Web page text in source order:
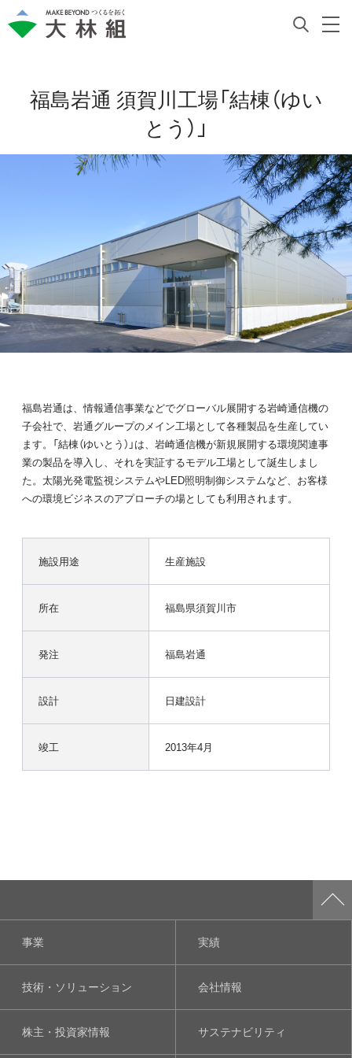
福島岩通 須賀川工場「結棟（ゆい
とう）」
福島岩通は、情報通信事業などでグローバル展開する岩崎通信機の
子会社で、岩通グループのメイン工場として各種製品を生産してい
ます。「結棟（ゆいとう）」は、岩崎通信機が新規展開する環境関連事
業の製品を導入し、それを実証するモデル工場として誕生しまし
た。太陽光発電監視システムやLED照明制御システムなど、お客様
への環境ビジネスのアプローチの場としても利用されます。
施設用途 生産施設
所在 福島県須賀川市
発注 福島岩通
設計 日建設計
竣工 2013年4月
事業 実績
技術・ソリューション 会社情報
株主・投資家情報 サステナビリティ